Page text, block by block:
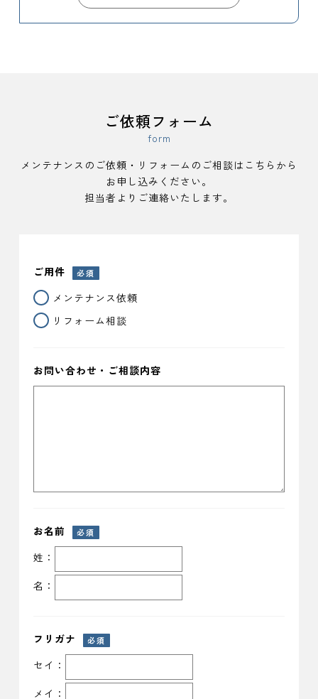
ご依頼フォーム
form
メンテナンスのご依頼・リフォームのご相談はこちらから
お申し込みください。
担当者よりご連絡いたします。
ご用件 必須
メンテナンス依頼
リフォーム相談
お問い合わせ・ご相談内容
お名前 必須
姓：
名：
フリガナ 必須
セイ：
メイ：